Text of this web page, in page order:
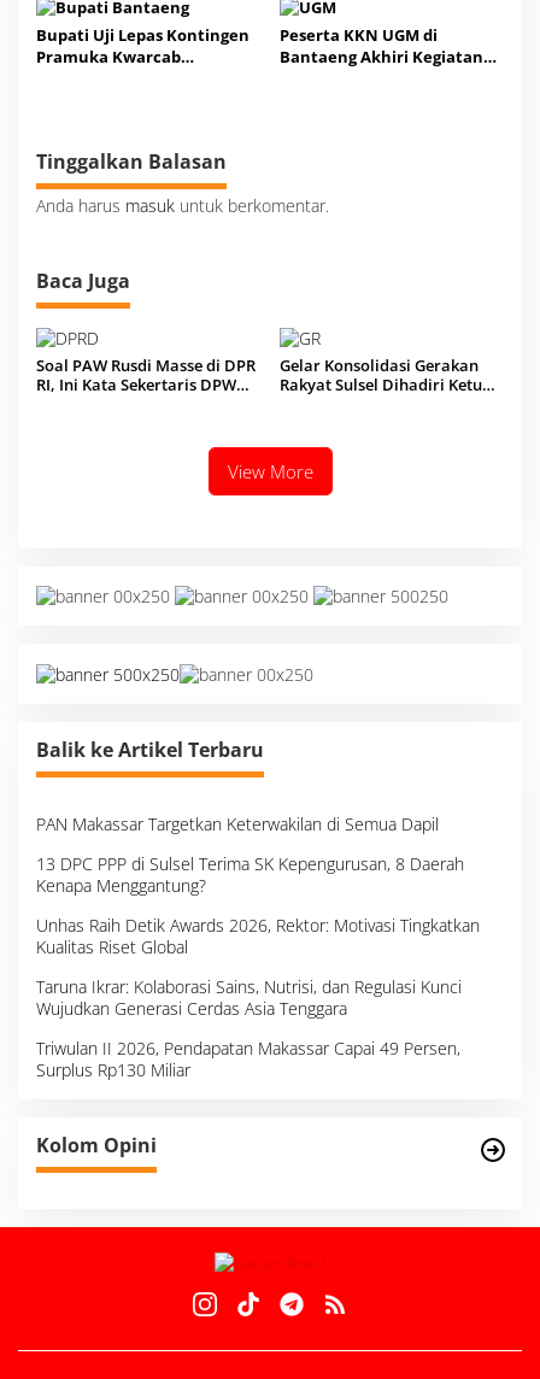
Bupati Uji Lepas Kontingen
Pramuka Kwarcab
Peserta KKN UGM di
Bantaeng Akhiri Kegiatan
Tinggalkan Balasan
Anda harus masuk untuk berkomentar.
Baca Juga
Soal PAW Rusdi Masse di DPR
RI, Ini Kata Sekertaris DPW
Gelar Konsolidasi Gerakan
Rakyat Sulsel Dihadiri Ketua
View More
Balik ke Artikel Terbaru
PAN Makassar Targetkan Keterwakilan di Semua Dapil
13 DPC PPP di Sulsel Terima SK Kepengurusan, 8 Daerah
Kenapa Menggantung?
Unhas Raih Detik Awards 2026, Rektor: Motivasi Tingkatkan
Kualitas Riset Global
Taruna Ikrar: Kolaborasi Sains, Nutrisi, dan Regulasi Kunci
Wujudkan Generasi Cerdas Asia Tenggara
Triwulan II 2026, Pendapatan Makassar Capai 49 Persen,
Surplus Rp130 Miliar
Kolom Opini